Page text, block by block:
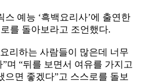
예능 ‘흑백요리사’에 출연한
를 돌아보라고 조언했다.
리하는 사람들이 많은데 너무
며 “뒤를 보면서 여유를 가지고
면 좋겠다”고 스스로를 돌보